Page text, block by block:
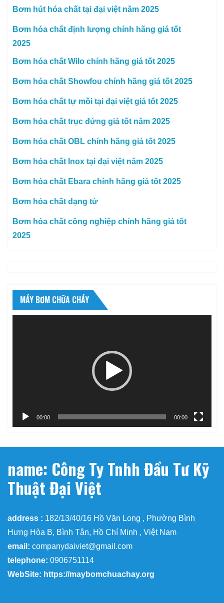
Bơm hút hóa chất tại đại việt năm 2025
Bơm hóa chất định lượng chính hãng giá tốt
2025
Bơm hóa chất Wilo chính hãng giá tốt 2025
Bơm hóa chất Showfou chính hãng giá tốt 2025
Bơm hóa chất tự mồi tại đại việt giá tốt 2025
Bơm hóa chất trục đứng giá tốt năm 2025
Bơm hóa chất OBL chính hãng giá tốt 2025
Bơm hóa chất Inox tại đại việt năm 2025
Bơm hóa chất Ebara chính hãng giá tốt 2025
Bơm hóa chất dạng từ
Bơm hóa chất công nghiệp chính hãng giá tốt
2025
MÁY BƠM CHỮA CHÁY
00:00 00:00
name: Công Ty Tnhh Đầu Tư Kỹ
Thuật Đại Việt
address : 182/13/40/16 Hồ Văn Long , Phường Bình
Hưng Hòa B, Bình Tân, Hồ Chí Minh , Việt Nam
email: companydaiviet@gmail.com
telephone: 0906751114
WebSite: https://maybomchuachay.org